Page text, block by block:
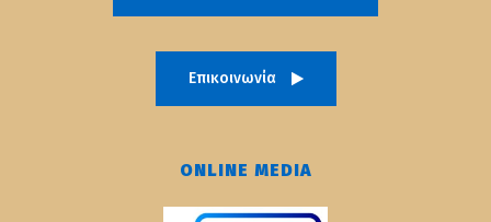
Επικοινωνία
ONLINE MEDIA